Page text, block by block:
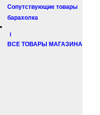
Сопутствующие товары
барахолка
I
ВСЕ ТОВАРЫ МАГАЗИНА